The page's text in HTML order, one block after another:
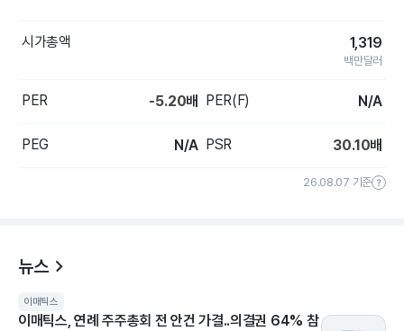
시가총액 1,319
백만달러
PER -5.20배 PER(F) N/A
PEG N/A PSR 30.10배
26.08.07 기준
뉴스
이매틱스
이매틱스, 연례 주주총회 전 안건 가결..의결권 64% 참